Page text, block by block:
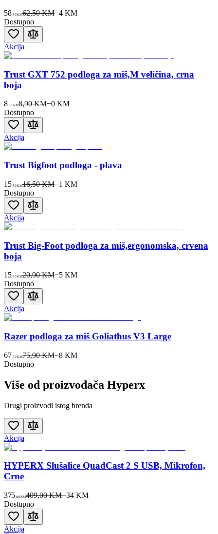
58 50KM62,50 KM−4KM
Dostupno
Akcija
Trust GXT 752 podloga za miš,M veličina, crna
boja
8 50KM8,90 KM−0 KM
Dostupno
Akcija
Trust Bigfoot podloga - plava
15 50KM16,50 KM−1 KM
Dostupno
Akcija
Trust Big-Foot podloga za miš,ergonomska, crvena
boja
15 50KM20,90 KM−5KM
Dostupno
Akcija
Razer podloga za miš Goliathus V3 Large
67 50KM75,90 KM−8KM
Dostupno
Više od proizvođača Hyperx
Drugi proizvodi istog brenda
Akcija
HYPERX Slušalice QuadCast 2 S USB, Mikrofon,
Crne
375 00KM409,00 KM−34 KM
Dostupno
Akcija